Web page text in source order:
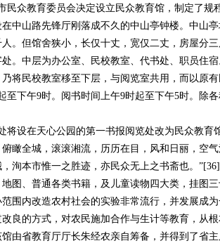
民众教育委员会决定设立民众教育馆，制定了
中山路先锋厅刚落成不久的中山亭钟楼。中山
。但馆舍狭小，长仅十丈，宽仅二丈，房屋分
。中层为办公室、民校教室、代书处、职员住
将民校教室移至下层，与阅览室共用，而以原
至下午9时。阅书时间上午9时起至下午5时。除
将设在天心公园的第一书报阅览处改为民众教
瞰全城，滚滚湘流，历历在目，风和日丽，空
洵本市惟一之胜迹，亦民众无上之书斋也。
图、普通各类书籍，及儿童读物四大类，挂图
围内改造农村社会的实验非常流行，并发展成
良的方式，对农民施加合作与生计等教育，从
由省教育厅厅长朱经农亲自筹备，并得到了省